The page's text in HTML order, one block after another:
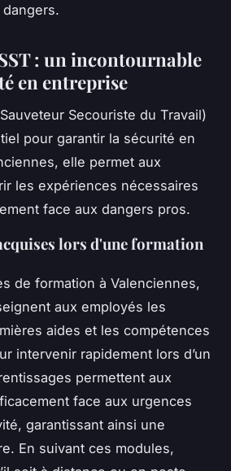
: un incontournable
en entreprise
Secouriste du Travail)
pour garantir la sécurité en
elle permet aux
les expériences nécessaires
face aux dangers pros.
lors d'une formation
de formation à Valenciennes,
aux employés les
aides et les compétences
intervenir rapidement lors d’un
permettent aux
face aux urgences
garantissant ainsi une
En suivant ces modules,